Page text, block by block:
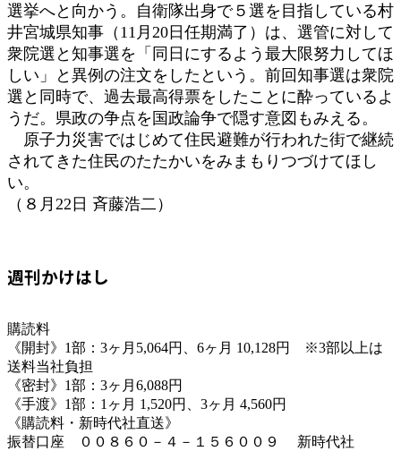
選挙へと向かう。自衛隊出身で５選を目指している村
井宮城県知事（11月20日任期満了）は、選管に対して
衆院選と知事選を「同日にするよう最大限努力してほ
しい」と異例の注文をしたという。前回知事選は衆院
選と同時で、過去最高得票をしたことに酔っているよ
うだ。県政の争点を国政論争で隠す意図もみえる。
原子力災害ではじめて住民避難が行われた街で継続
されてきた住民のたたかいをみまもりつづけてほし
い。
（８月22日 斉藤浩二）
週刊かけはし
購読料
《開封》1部：3ヶ月5,064円、6ヶ月 10,128円 ※3部以上は
送料当社負担
《密封》1部：3ヶ月6,088円
《手渡》1部：1ヶ月 1,520円、3ヶ月 4,560円
《購読料・新時代社直送》
振替口座 ００８６０－４－１５６００９ 新時代社